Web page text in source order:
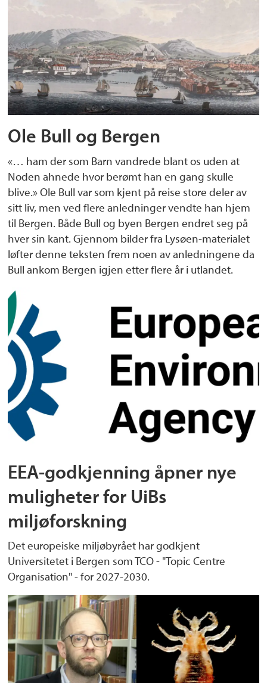
Ole Bull og Bergen
«… ham der som Barn vandrede blant os uden at
Noden ahnede hvor berømt han en gang skulle
blive.» Ole Bull var som kjent på reise store deler av
sitt liv, men ved flere anledninger vendte han hjem
til Bergen. Både Bull og byen Bergen endret seg på
hver sin kant. Gjennom bilder fra Lysøen-materialet
løfter denne teksten frem noen av anledningene da
Bull ankom Bergen igjen etter flere år i utlandet.
EEA-godkjenning åpner nye
muligheter for UiBs
miljøforskning
Det europeiske miljøbyrået har godkjent
Universitetet i Bergen som TCO - "Topic Centre
Organisation" - for 2027-2030.